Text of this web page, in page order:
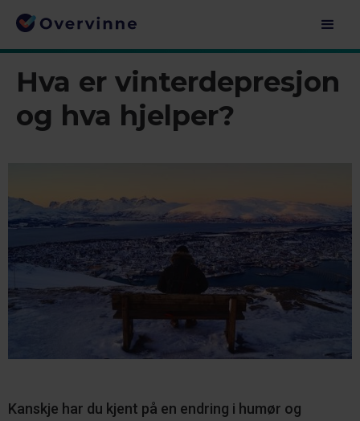
Hva er vinterdepresjon
og hva hjelper?
Kanskje har du kjent på en endring i humør og